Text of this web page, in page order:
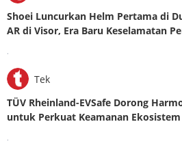
Shoei Luncurkan Helm Pertama di
AR di Visor, Era Baru Keselamatan
.
Tek
TÜV Rheinland-EVSafe Dorong
untuk Perkuat Keamanan
.